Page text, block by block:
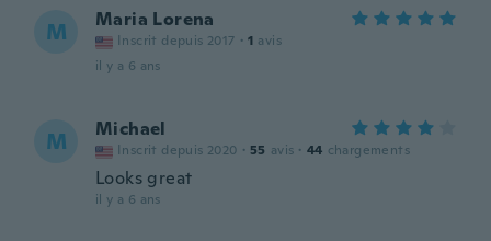
M Maria Lorena
Inscrit depuis 2017 · 1 avis
il y a 6 ans
M Michael
Inscrit depuis 2020 · 55 avis · 44 chargements
Looks great
il y a 6 ans